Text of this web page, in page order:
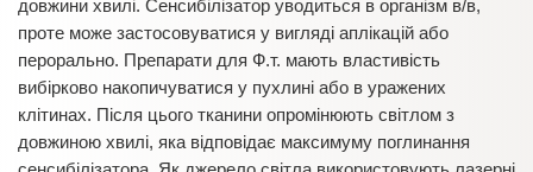
довжини хвилі. Сенсибілізатор уводиться в організм в/в,
проте може застосовуватися у вигляді аплікацій або
перорально. Препарати для Ф.т. мають властивість
вибірково накопичуватися у пухлині або в уражених
клітинах. Після цього тканини опромінюють світлом з
довжиною хвилі, яка відповідає максимуму поглинання